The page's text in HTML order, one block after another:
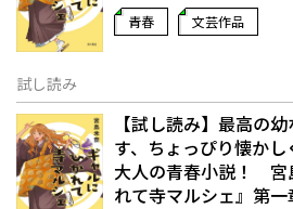
青春 文芸作品
試し読み
【試し読み】最高の
す、ちょっぴり懐かし
大人の青春小説！ 宮
れて寺マルシェ』第一